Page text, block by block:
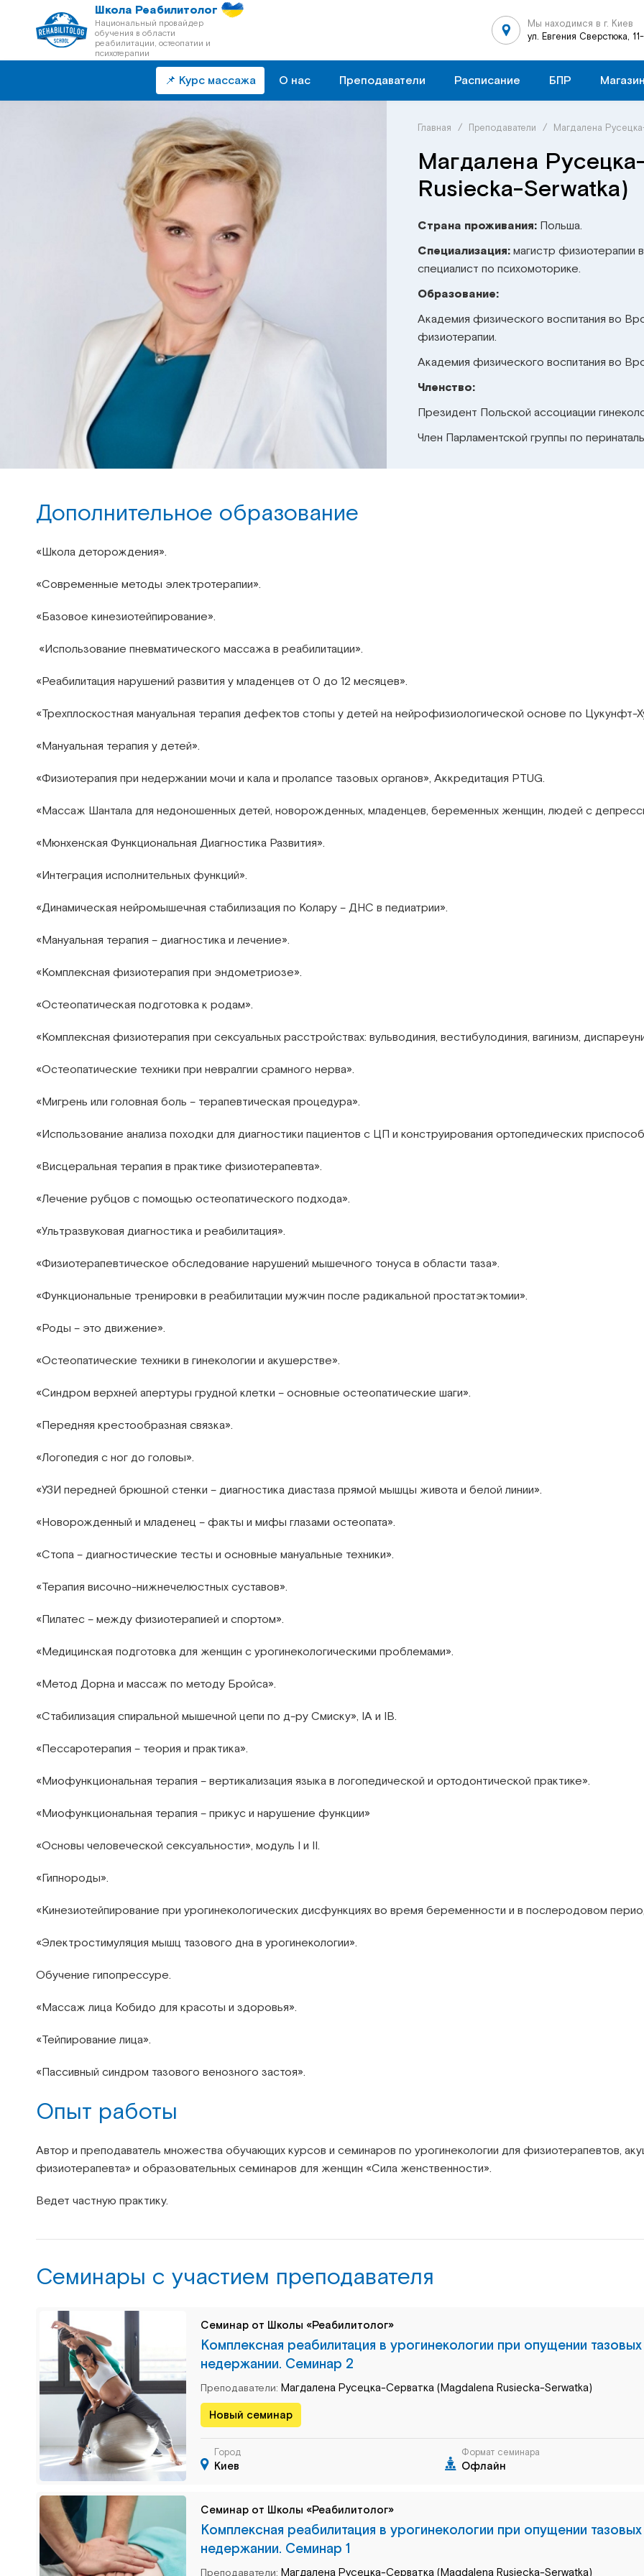
Школа Реабилитолог
Национальный провайдер
обучения в области
реабилитации, остеопатии и
психотерапии
Мы находимся в г. Киев
ул. Евгения Сверстюка,
📌 Курс массажа О нас Преподаватели Расписание БПР
Главная / Преподаватели / Магдалена
Магдалена
Rusiecka-Serwatka)
Страна проживания:Польша.
Специализация: магистр физиотерапии
специалист по психомоторике.
Образование:
Академия физического воспитания во
физиотерапии.
Академия физического воспитания во
Членство:
Президент Польской ассоциации
Член Парламентской группы по
Дополнительное образование
«Школа деторождения».
«Современные методы электротерапии».
«Базовое кинезиотейпирование».
«Использование пневматического массажа в реабилитации».
«Реабилитация нарушений развития у младенцев от 0 до 12 месяцев».
«Трехплоскостная мануальная терапия дефектов стопы у детей на нейрофизиологической основе по Цукунфт-
«Мануальная терапия у детей».
«Физиотерапия при недержании мочи и кала и пролапсе тазовых органов», Аккредитация PTUG.
«Массаж Шантала для недоношенных детей, новорожденных, младенцев, беременных женщин, людей с
«Мюнхенская Функциональная Диагностика Развития».
«Интеграция исполнительных функций».
«Динамическая нейромышечная стабилизация по Колару – ДНС в педиатрии».
«Мануальная терапия – диагностика и лечение».
«Комплексная физиотерапия при эндометриозе».
«Остеопатическая подготовка к родам».
«Комплексная физиотерапия при сексуальных расстройствах: вульводиния, вестибулодиния, вагинизм,
«Остеопатические техники при невралгии срамного нерва».
«Мигрень или головная боль – терапевтическая процедура».
«Использование анализа походки для диагностики пациентов с ЦП и конструирования ортопедических
«Висцеральная терапия в практике физиотерапевта».
«Лечение рубцов с помощью остеопатического подхода».
«Ультразвуковая диагностика и реабилитация».
«Физиотерапевтическое обследование нарушений мышечного тонуса в области таза».
«Функциональные тренировки в реабилитации мужчин после радикальной простатэктомии».
«Роды – это движение».
«Остеопатические техники в гинекологии и акушерстве».
«Синдром верхней апертуры грудной клетки – основные остеопатические шаги».
«Передняя крестообразная связка».
«Логопедия с ног до головы».
«УЗИ передней брюшной стенки – диагностика диастаза прямой мышцы живота и белой линии».
«Новорожденный и младенец – факты и мифы глазами остеопата».
«Стопа – диагностические тесты и основные мануальные техники».
«Терапия височно-нижнечелюстных суставов».
«Пилатес – между физиотерапией и спортом».
«Медицинская подготовка для женщин с урогинекологическими проблемами».
«Метод Дорна и массаж по методу Бройса».
«Стабилизация спиральной мышечной цепи по д-ру Смиску», IA и IB.
«Пессаротерапия – теория и практика».
«Миофункциональная терапия – вертикализация языка в логопедической и ортодонтической практике».
«Миофункциональная терапия – прикус и нарушение функции»
«Основы человеческой сексуальности», модуль I и II.
«Гипнороды».
«Кинезиотейпирование при урогинекологических дисфункциях во время беременности и в послеродовом
«Электростимуляция мышц тазового дна в урогинекологии».
Обучение гипопрессуре.
«Массаж лица Кобидо для красоты и здоровья».
«Тейпирование лица».
«Пассивный синдром тазового венозного застоя».
Опыт работы
Автор и преподаватель множества обучающих курсов и семинаров по урогинекологии для физиотерапевтов,
физиотерапевта» и образовательных семинаров для женщин «Сила женственности».
Ведет частную практику.
Семинары c участием преподавателя
Семинар от Школы «Реабилитолог»
Комплексная реабилитация в урогинекологии при опущении
недержании. Семинар 2
Преподаватели: Магдалена Русецка-Серватка (Magdalena Rusiecka-Serwatka)
Новый семинар
Город
Киев
Формат семинара
Офлайн
Семинар от Школы «Реабилитолог»
Комплексная реабилитация в урогинекологии при опущении
недержании. Семинар 1
Преподаватели: Магдалена Русецка-Серватка (Magdalena Rusiecka-Serwatka)